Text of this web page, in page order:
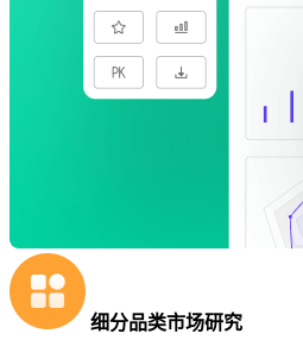
细分品类市场研究